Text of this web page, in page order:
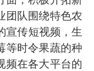
团队围绕特色农
宣传短视频，生
等时令果蔬的种
频在各大平台的